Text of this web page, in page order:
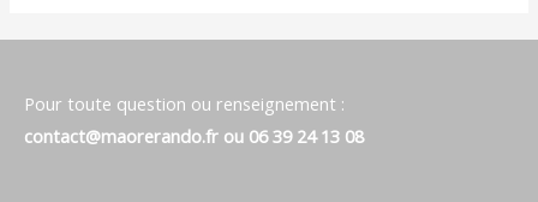
Pour toute question ou renseignement :
contact@maorerando.fr ou 06 39 24 13 08